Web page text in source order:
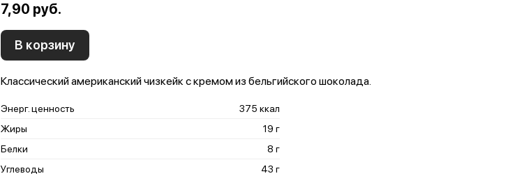
7,90 руб.
В корзину
Классический американский чизкейк с кремом из бельгийского шоколада.
Энерг. ценность
375 ккал
Жиры
19 г
Белки
8 г
Углеводы
43 г